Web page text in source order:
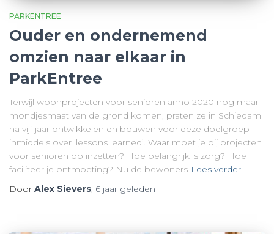
PARKENTREE
Ouder en ondernemend
omzien naar elkaar in
ParkEntree
Terwijl woonprojecten voor senioren anno 2020 nog maar
mondjesmaat van de grond komen, praten ze in Schiedam
na vijf jaar ontwikkelen en bouwen voor deze doelgroep
inmiddels over ‘lessons learned’. Waar moet je bij projecten
voor senioren op inzetten? Hoe belangrijk is zorg? Hoe
faciliteer je ontmoeting? Nu de bewoners Lees verder
Door Alex Sievers, 6 jaar geleden